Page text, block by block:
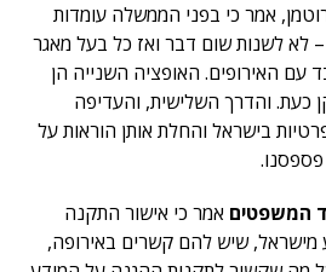
אמר כי בפני הממשלה עומדות
לא לשנות שום דבר ואז כל בעל מאגר
עם האירופים. האופציה השנייה הן
כעת. והדרך השלישית, והעדיפה
בישראל והחלת אותן הוראות על
המשפטים אמר כי אישור התקנה
מישראל, שיש להם קשרים באירופה,